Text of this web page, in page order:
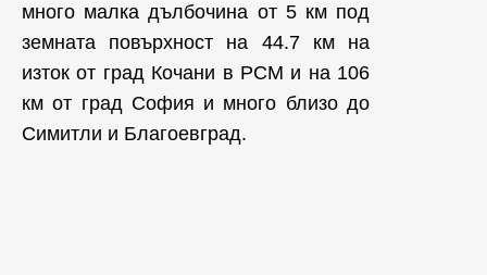
много малка дълбочина от 5 км под
земната повърхност на 44.7 км на
изток от град Кочани в РСМ и на 106
км от град София и много близо до
Симитли и Благоевград.